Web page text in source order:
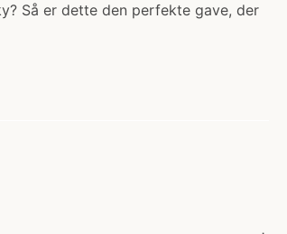
Så er dette den perfekte gave, der